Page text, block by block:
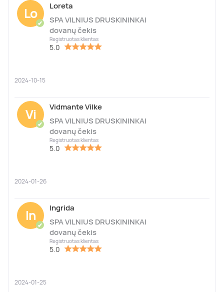
Lo
✔
Loreta
SPA VILNIUS DRUSKININKAI
dovanų čekis
Registruotas klientas
5.0
2024-10-15
Vi
✔
Vidmante Vilke
SPA VILNIUS DRUSKININKAI
dovanų čekis
Registruotas klientas
5.0
2024-01-26
In
✔
Ingrida
SPA VILNIUS DRUSKININKAI
dovanų čekis
Registruotas klientas
5.0
2024-01-25